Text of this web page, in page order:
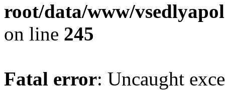
root/data/www/
on line 245
Fatal error: Uncaught